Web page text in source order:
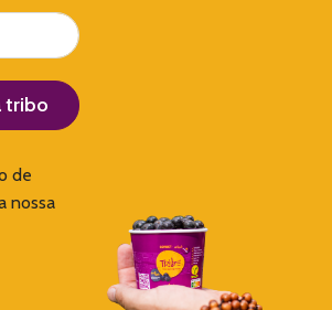
tribo
de
nossa